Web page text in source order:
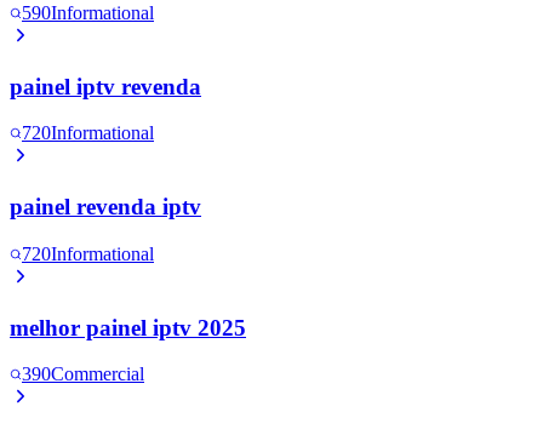
590Informational
painel iptv revenda
720Informational
painel revenda iptv
720Informational
melhor painel iptv 2025
390Commercial